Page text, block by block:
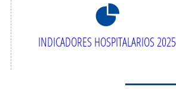
8
INDICADORES HOSPITALARIOS 2025